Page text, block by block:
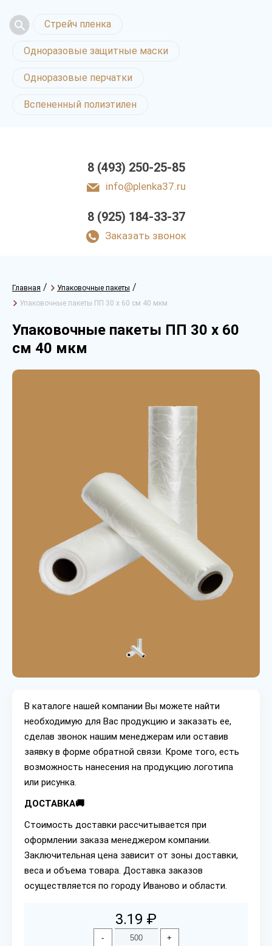
Стрейч пленка
Одноразовые защитные маски
Одноразовые перчатки
Вспененный полиэтилен
8 (493) 250-25-85
info@plenka37.ru
8 (925) 184-33-37
Заказать звонок
Главная / Упаковочные пакеты /
Упаковочные пакеты ПП 30 х 60 см 40 мкм
Упаковочные пакеты ПП 30 х 60
см 40 мкм
В каталоге нашей компании Вы можете найти
необходимую для Вас продукцию и заказать ее,
сделав звонок нашим менеджерам или оставив
заявку в форме обратной связи. Кроме того, есть
возможность нанесения на продукцию логотипа
или рисунка.
ДОСТАВКА🚚
Стоимость доставки рассчитывается при
оформлении заказа менеджером компании.
Заключительная цена зависит от зоны доставки,
веса и объема товара. Доставка заказов
осуществляется по городу Иваново и области.
3.19 ₽
- +